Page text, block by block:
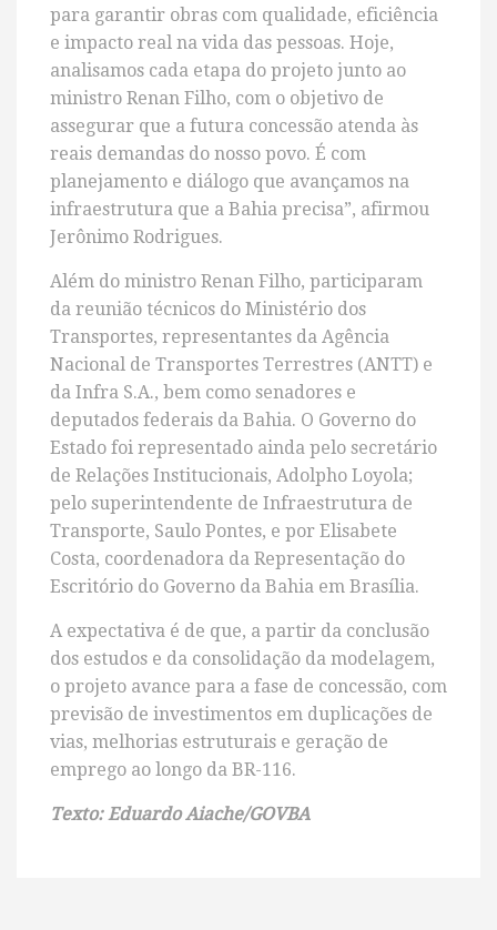
para garantir obras com qualidade, eficiência
e impacto real na vida das pessoas. Hoje,
analisamos cada etapa do projeto junto ao
ministro Renan Filho, com o objetivo de
assegurar que a futura concessão atenda às
reais demandas do nosso povo. É com
planejamento e diálogo que avançamos na
infraestrutura que a Bahia precisa”, afirmou
Jerônimo Rodrigues.
Além do ministro Renan Filho, participaram
da reunião técnicos do Ministério dos
Transportes, representantes da Agência
Nacional de Transportes Terrestres (ANTT) e
da Infra S.A., bem como senadores e
deputados federais da Bahia. O Governo do
Estado foi representado ainda pelo secretário
de Relações Institucionais, Adolpho Loyola;
pelo superintendente de Infraestrutura de
Transporte, Saulo Pontes, e por Elisabete
Costa, coordenadora da Representação do
Escritório do Governo da Bahia em Brasília.
A expectativa é de que, a partir da conclusão
dos estudos e da consolidação da modelagem,
o projeto avance para a fase de concessão, com
previsão de investimentos em duplicações de
vias, melhorias estruturais e geração de
emprego ao longo da BR-116.
Texto: Eduardo Aiache/GOVBA